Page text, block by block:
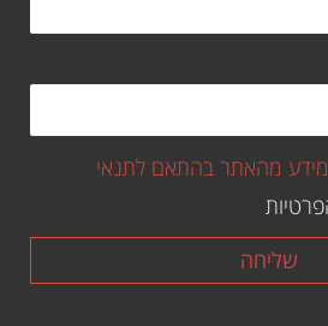
מהאתר בהתאם לתנאי
שליחה